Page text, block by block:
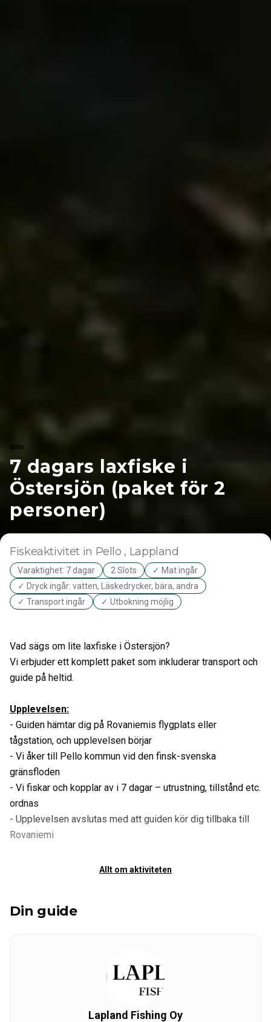
7 dagars laxfiske i
Östersjön (paket för 2
personer)
Fiskeaktivitet in Pello , Lappland
Varaktighet: 7 dagar 2 Slots
✓ Mat ingår
✓ Dryck ingår: vatten, Läskedrycker, bära, andra
✓ Transport ingår
✓ Utbokning möjlig
Vad sägs om lite laxfiske i Östersjön?
Vi erbjuder ett komplett paket som inkluderar transport och
guide på heltid.
Upplevelsen:
- Guiden hämtar dig på Rovaniemis flygplats eller
tågstation, och upplevelsen börjar
- Vi åker till Pello kommun vid den finsk-svenska
gränsfloden
- Vi fiskar och kopplar av i 7 dagar – utrustning, tillstånd etc.
ordnas
- Upplevelsen avslutas med att guiden kör dig tillbaka till
Rovaniemi
Allt om aktiviteten
Din guide
Lapland Fishing Oy